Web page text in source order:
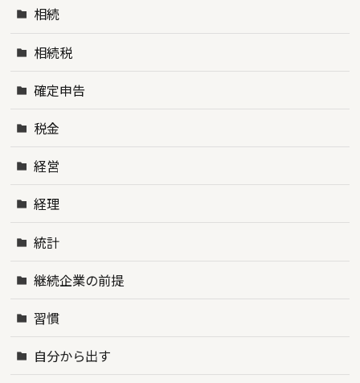
相続
相続税
確定申告
税金
経営
経理
統計
継続企業の前提
習慣
自分から出す